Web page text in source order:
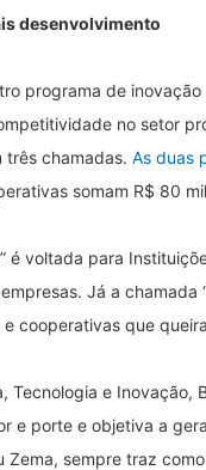
desenvolvimento
programa de
no setor
três chamadas. As duas
somam R$ 80
é voltada para
Já a
cooperativas que
Tecnologia e
e porte e objetiva a
Zema, sempre traz